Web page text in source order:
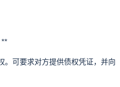
可要求对方提供债权凭证，并向